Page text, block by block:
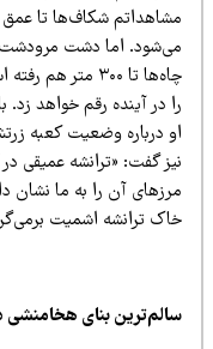
شکاف‌ها تا عمق
اما دشت مرودشت
چاه‌ها تا ۳۰۰ متر هم
در آینده رقم خواهد زد. باید
درباره وضعیت کعبه زرتشت
گفت‌: «ترانشه عمیقی در
آن را به ما نشان
ترانشه اشمیت برمی‌گردد»
بنای هخامنشی در